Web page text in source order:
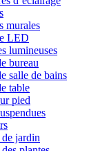
murales
LED
lumineuses
bureau
salle de bains
table
pied
jardin